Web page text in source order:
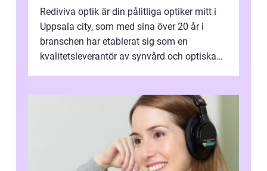
Rediviva optik är din pålitliga optiker mitt i
Uppsala city, som med sina över 20 år i
branschen har etablerat sig som en
kvalitetsleverantör av synvård och optiska